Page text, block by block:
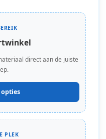
direct aan de juiste
PLEK